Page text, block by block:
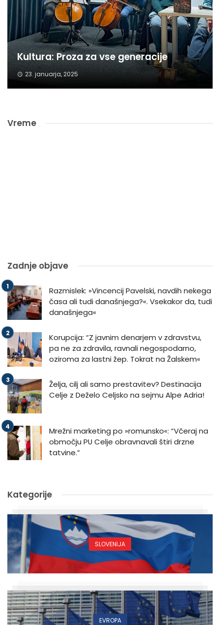
Kultura: Proza za vse generacije
23. januarja, 2025
Vreme
Zadnje objave
Razmislek: »Vincencij Pavelski, navdih nekega
časa ali tudi današnjega?«. Vsekakor da, tudi
današnjega«
Korupcija: “Z javnim denarjem v zdravstvu,
pa ne za zdravila, ravnali negospodarno,
oziroma za lastni žep. Tokrat na Žalskem«
Želja, cilj ali samo prestavitev? Destinacija
Celje z Deželo Celjsko na sejmu Alpe Adria!
Mrežni marketing po »romunsko«: “Včeraj na
območju PU Celje obravnavali štiri drzne
tatvine.”
Kategorije
SLOVENIJA
EVROPA